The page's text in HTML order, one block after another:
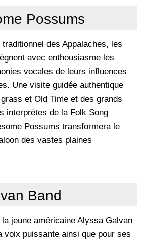
Possums
des Appalaches, les
avec enthousiasme les
vocales de leurs influences
Une visite guidée authentique
et Old Time et des grands
interprètes de la Folk Song
Possums transformera le
des vastes plaines
Band
jeune américaine Alyssa Galvan
voix puissante ainsi que pour ses